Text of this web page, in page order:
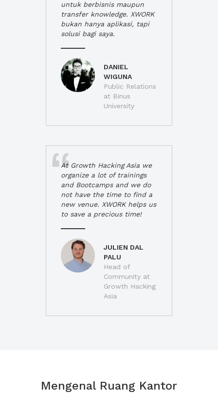
untuk berbisnis maupun
transfer knowledge. XWORK
bukan hanya aplikasi, tapi
solusi bagi saya.
DANIEL
WIGUNA
Public Relations
at Binus
University
At Growth Hacking Asia we
organize a lot of trainings
and Bootcamps and we do
not have the time to find a
new venue. XWORK helps us
to save a precious time!
JULIEN DAL
PALU
Head of
Community at
Growth Hacking
Asia
Mengenal Ruang Kantor